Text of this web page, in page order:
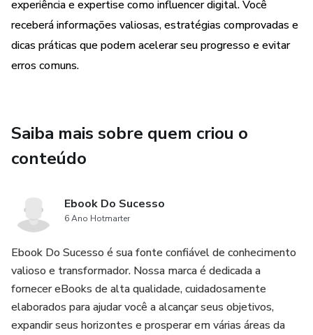
algum conhecimento no mundo do digital, 'Influenciando o
Digital' fornecerá a orientação necessária para você dar os
passos certos em direção ao seu sucesso como influencer.
nicho. Não espere mais, comece sua jornada como
influencer de sucesso hoje mesmo!"
experiência e expertise como influencer digital. Você
receberá informações valiosas, estratégias comprovadas e
dicas práticas que podem acelerar seu progresso e evitar
erros comuns.
Saiba mais sobre quem criou o
conteúdo
Ebook Do Sucesso
6 Ano Hotmarter
Ebook Do Sucesso é sua fonte confiável de conhecimento
valioso e transformador. Nossa marca é dedicada a
fornecer eBooks de alta qualidade, cuidadosamente
elaborados para ajudar você a alcançar seus objetivos,
expandir seus horizontes e prosperar em várias áreas da